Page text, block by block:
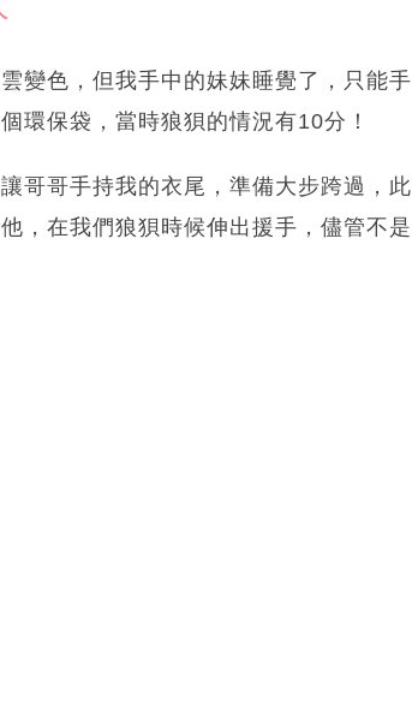
變色，但我手中的妹妹睡覺了，只能手
環保袋，當時狼狽的情況有10分！
哥哥手持我的衣尾，準備大步跨過，此
，在我們狼狽時候伸出援手，儘管不是